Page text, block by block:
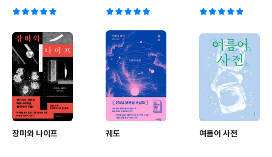
장미와 나이프 궤도 여름어 사전